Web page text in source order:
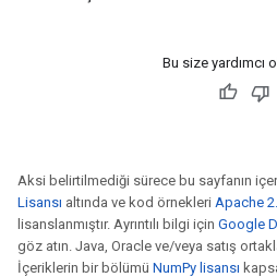
Bu size yardımcı
Aksi belirtilmediği sürece bu sayfanın
Lisansı altında ve kod örnekleri Apache
lisanslanmıştır. Ayrıntılı bilgi için Google
göz atın. Java, Oracle ve/veya satış
İçeriklerin bir bölümü NumPy lisansı